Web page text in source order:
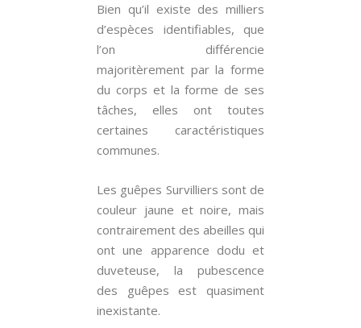
Bien qu’il existe des milliers
d’espèces identifiables, que
l’on différencie
majoritèrement par la forme
du corps et la forme de ses
tâches, elles ont toutes
certaines caractéristiques
communes.
Les guêpes Survilliers sont de
couleur jaune et noire, mais
contrairement des abeilles qui
ont une apparence dodu et
duveteuse, la pubescence
des guêpes est quasiment
inexistante.